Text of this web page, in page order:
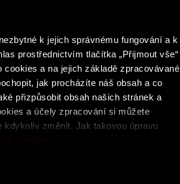
k jejich správnému fungování a k
prostřednictvím tlačítka „Přijmout vše“
a na jejich základě zpracovávané
jak procházíte náš obsah a co
přizpůsobit obsah našich stránek a
a účely zpracování si můžete
kdykoliv změnit. Jak takovou úpravu
Whistleblowing Cookies